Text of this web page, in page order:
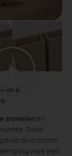
in 4
panelen en
Deze
uit duurzaam
met een